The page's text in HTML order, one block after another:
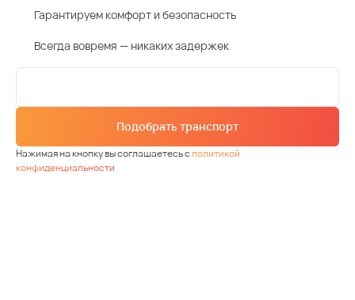
Гарантируем комфорт и безопасность
Всегда вовремя — никаких задержек
Подобрать транспорт
Нажимая на кнопку вы соглашаетесь сполитикой
конфиденциальности